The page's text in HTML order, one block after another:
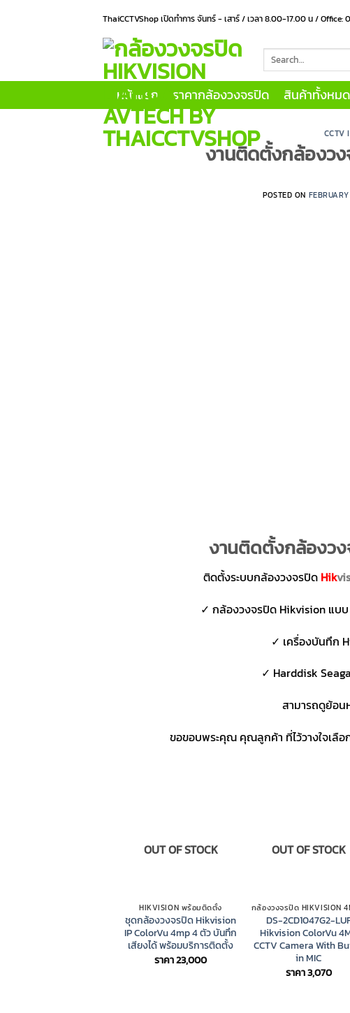
ThaiCCTVShop เปิดทำการ จันทร์ - เสาร์ / เวลา 8.00-17.00 น /
for:
หน้าแรก ราคากล้องวงจรปิด สินค้าทั้งหมด
CCTV
งานติดตั้งกล้องวง
POSTED ON
งานติดตั้งกล้องวง
ติดตั้งระบบกล้องวงจรปิด Hik
✓ กล้องวงจรปิด Hikvision แบ
✓ เครื่องบันทึก
✓ Harddisk
สามารถดูย้อน
ขอขอบพระคุณ คุณลูกค้า ที่ไว้วางใจเลื
OUT OF STOCK
HIKVISION พร้อมติดตั้ง
ชุดกล้องวงจรปิด Hikvision
IP ColorVu 4mp 4 ตัว บันทึก
เสียงได้ พร้อมบริการติดตั้ง
ราคา23,000
OUT OF STOCK
DS-2CD1047G2-
Hikvision ColorVu
CCTV Camera With
in MIC
ราคา3,070